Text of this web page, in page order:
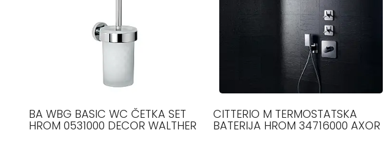
BA WBG BASIC WC ČETKA SET
HROM 0531000 DECOR WALTHER
CITTERIO M TERMOSTATSKA
BATERIJA HROM 34716000 AXOR